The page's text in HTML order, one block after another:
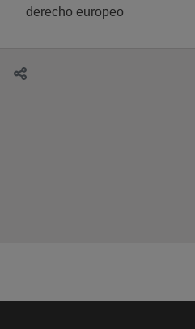
derecho europeo